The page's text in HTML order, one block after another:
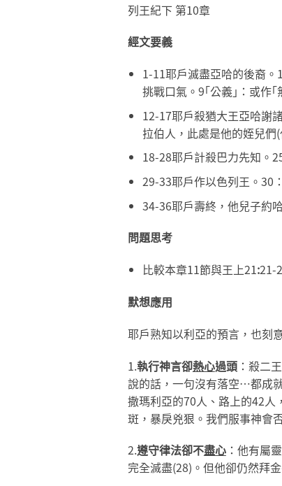
列王紀下 第10章
經文要義
1-11耶戶滅盡亞哈的後裔
挑戰口氣。9｢公義｣：或作
12-17耶戶殺猶大王亞哈謝
拉伯人，此處是他的姪兒們
18-28耶戶計殺巴力先知。
29-33耶戶作以色列王。30
34-36耶戶壽終，他兒子約
問題思考
比較本章11節與王上21:21-
默想應用
耶戶熟知以利亞的預言，也刻
1.執行神言卻熱心過頭：殺二
說的話，一句沒有落空…都成
撒瑪利亞的70人、路上的42人
斑，暴戾兇狠。我們服事神會
2.遵守律法卻不盡心：他有屬
完全滅盡(28)。但他卻仍然拜